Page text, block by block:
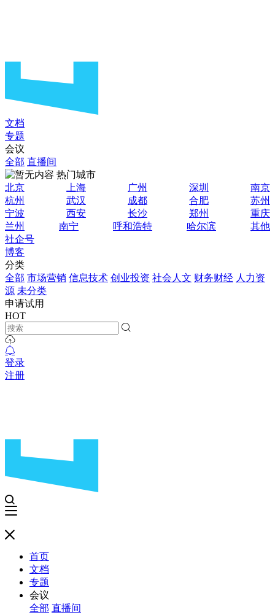
文档
专题
会议
全部 直播间
热门城市
北京
上海 广州 深圳
南京
杭州
武汉 成都 合肥
苏州
宁波
西安 长沙 郑州
重庆
兰州
南宁 呼和浩特 哈尔滨
其他
社企号
博客
分类
全部 市场营销 信息技术 创业投资 社会人文 财务财经 人力资
源 未分类
申请试用
HOT
登录
注册
首页
文档
专题
会议
全部 直播间